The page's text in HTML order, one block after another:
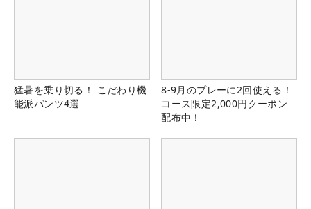
猛暑を乗り切る！ こだわり機
能派パンツ4選
8-9月のプレーに2回使える！
コース限定2,000円クーポン
配布中！